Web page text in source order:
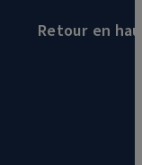
Retour en